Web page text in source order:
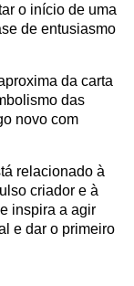
o início de uma
de entusiasmo
da carta
das
novo com
relacionado à
criador e à
inspira a agir
e dar o primeiro